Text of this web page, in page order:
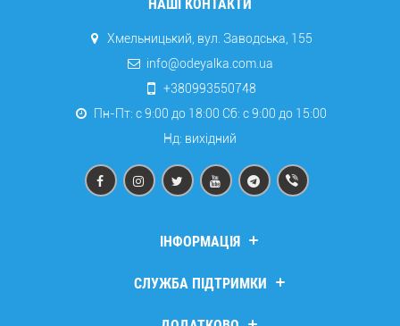
НАШІ КОНТАКТИ
Хмельницький, вул. Заводська, 155
info@odeyalka.com.ua
+380993550748
Пн-Пт: с 9:00 до 18:00 Сб: c 9:00 до 15:00
Нд: вихідний
ІНФОРМАЦІЯ
Про компанію
СЛУЖБА ПІДТРИМКИ